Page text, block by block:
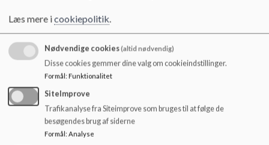
Dokumenter
Skemaer 2026-27 - første halvår.pdf
Gudumholm Skole
Læs mere icookiepolitik.
Nødvendige cookies(altid nødvendig)
Disse cookies gemmer dine valg om cookieindstillinger.
Formål: Funktionalitet
SiteImprove
Trafikanalyse fra Siteimprove som bruges til at følge de
besøgendes brug af siderne
Formål : Analyse